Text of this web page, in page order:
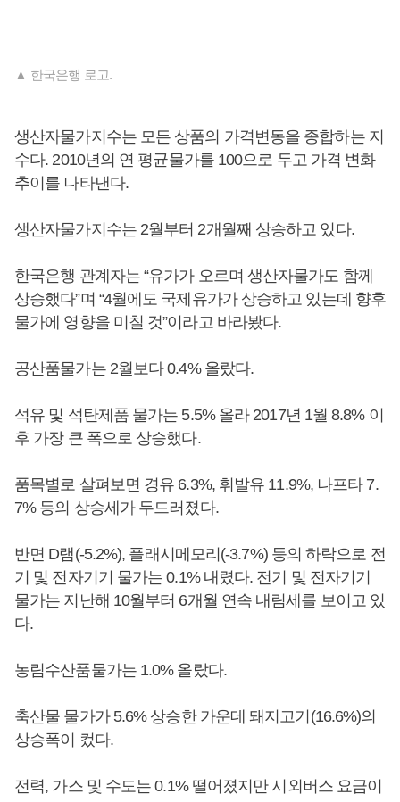
▲ 한국은행 로고.
생산자물가지수는 모든 상품의 가격변동을 종합하는 지
수다. 2010년의 연 평균물가를 100으로 두고 가격 변화
추이를 나타낸다.
생산자물가지수는 2월부터 2개월째 상승하고 있다.
한국은행 관계자는 “유가가 오르며 생산자물가도 함께
상승했다”며 “4월에도 국제유가가 상승하고 있는데 향후
물가에 영향을 미칠 것”이라고 바라봤다.
공산품물가는 2월보다 0.4% 올랐다.
석유 및 석탄제품 물가는 5.5% 올라 2017년 1월 8.8% 이
후 가장 큰 폭으로 상승했다.
품목별로 살펴보면 경유 6.3%, 휘발유 11.9%, 나프타 7.
7% 등의 상승세가 두드러졌다.
반면 D램(-5.2%), 플래시메모리(-3.7%) 등의 하락으로 전
기 및 전자기기 물가는 0.1% 내렸다. 전기 및 전자기기
물가는 지난해 10월부터 6개월 연속 내림세를 보이고 있
다.
농림수산품물가는 1.0% 올랐다.
축산물 물가가 5.6% 상승한 가운데 돼지고기(16.6%)의
상승폭이 컸다.
전력, 가스 및 수도는 0.1% 떨어졌지만 시외버스 요금이